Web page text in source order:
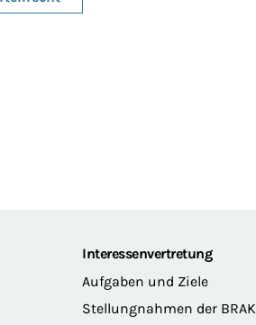
Interessenvertretung
Aufgaben und Ziele
Stellungnahmen der BRAK